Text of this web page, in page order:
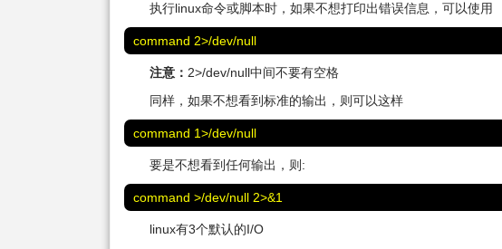
执行linux命令或脚本时，如果不想打印出错误信息，可以使用
command 2>/dev/null
注意： 2>/dev/null中间不要有空格
同样，如果不想看到标准的输出，则可以这样
command 1>/dev/null
要是不想看到任何输出，则:
command >/dev/null 2>&1
linux有3个默认的I/O